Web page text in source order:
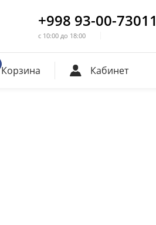
+998 93-00-73011
с 10:00 до 18:00
Корзина Кабинет